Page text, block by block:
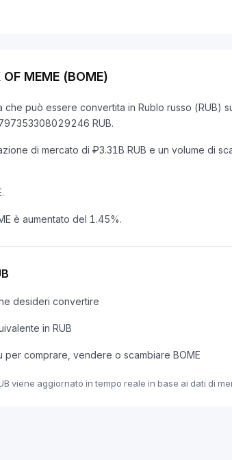
MEME (BOME)
che può essere convertita in Rublo russo (RUB)
RUB.
di mercato di ₽3.31B RUB e un volume di
è aumentato del 1.45%.
desideri convertire
in RUB
comprare, vendere o scambiare BOME
viene aggiornato in tempo reale in base ai dati di